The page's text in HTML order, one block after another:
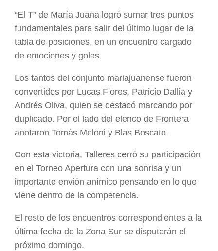
“El T” de María Juana logró sumar tres puntos
fundamentales para salir del último lugar de la
tabla de posiciones, en un encuentro cargado
de emociones y goles.
Los tantos del conjunto mariajuanense fueron
convertidos por Lucas Flores, Patricio Dallia y
Andrés Oliva, quien se destacó marcando por
duplicado. Por el lado del elenco de Frontera
anotaron Tomás Meloni y Blas Boscato.
Con esta victoria, Talleres cerró su participación
en el Torneo Apertura con una sonrisa y un
importante envión anímico pensando en lo que
viene dentro de la competencia.
El resto de los encuentros correspondientes a la
última fecha de la Zona Sur se disputarán el
próximo domingo.